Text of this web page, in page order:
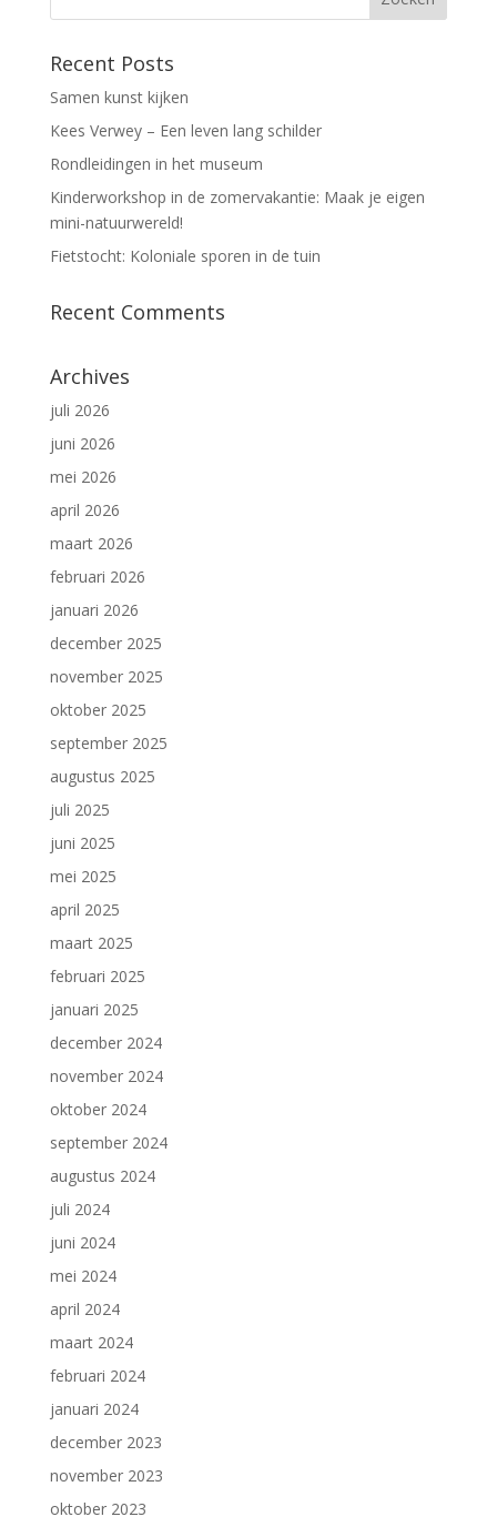
Recent Posts
Samen kunst kijken
Kees Verwey – Een leven lang schilder
Rondleidingen in het museum
Kinderworkshop in de zomervakantie: Maak je eigen
mini-natuurwereld!
Fietstocht: Koloniale sporen in de tuin
Recent Comments
Archives
juli 2026
juni 2026
mei 2026
april 2026
maart 2026
februari 2026
januari 2026
december 2025
november 2025
oktober 2025
september 2025
augustus 2025
juli 2025
juni 2025
mei 2025
april 2025
maart 2025
februari 2025
januari 2025
december 2024
november 2024
oktober 2024
september 2024
augustus 2024
juli 2024
juni 2024
mei 2024
april 2024
maart 2024
februari 2024
januari 2024
december 2023
november 2023
oktober 2023